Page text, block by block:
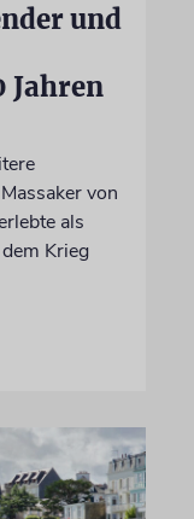
und
Jahren
von
als
Krieg